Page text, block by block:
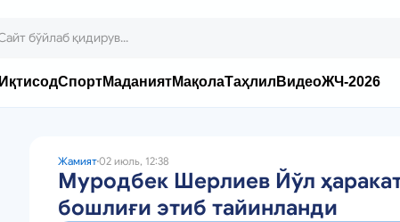
ИқтисодСпортМаданиятМақолаТаҳлил ВидеоЖЧ-2026
Жамият02 июль, 12:38
Муродбек Шерлиев Йўл
бошлиғи этиб тайинланди